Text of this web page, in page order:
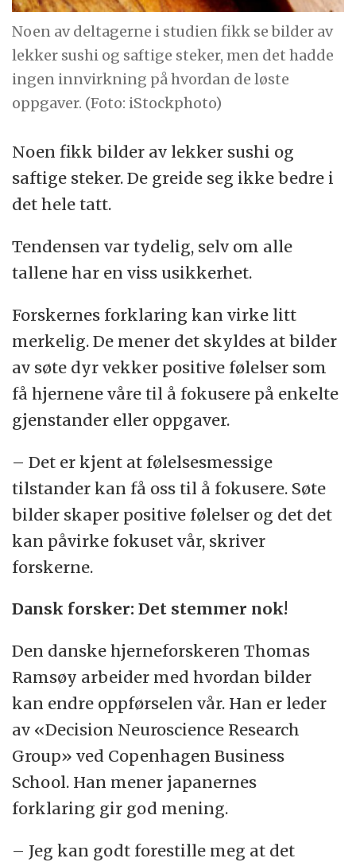
Noen av deltagerne i studien fikk se bilder av
lekker sushi og saftige steker, men det hadde
ingen innvirkning på hvordan de løste
oppgaver. (Foto: iStockphoto)
Noen fikk bilder av lekker sushi og
saftige steker. De greide seg ikke bedre i
det hele tatt.
Tendensen var tydelig, selv om alle
tallene har en viss usikkerhet.
Forskernes forklaring kan virke litt
merkelig. De mener det skyldes at bilder
av søte dyr vekker positive følelser som
få hjernene våre til å fokusere på enkelte
gjenstander eller oppgaver.
– Det er kjent at følelsesmessige
tilstander kan få oss til å fokusere. Søte
bilder skaper positive følelser og det det
kan påvirke fokuset vår, skriver
forskerne.
Dansk forsker: Det stemmer nok!
Den danske hjerneforskeren Thomas
Ramsøy arbeider med hvordan bilder
kan endre oppførselen vår. Han er leder
av «Decision Neuroscience Research
Group» ved Copenhagen Business
School. Han mener japanernes
forklaring gir god mening.
– Jeg kan godt forestille meg at det